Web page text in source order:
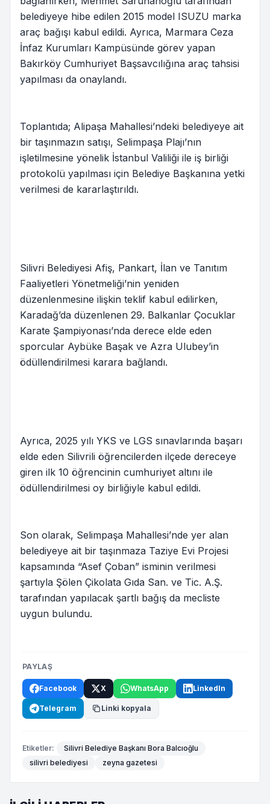
belediyeye hibe edilen 2015 model ISUZU marka
araç bağışı kabul edildi. Ayrıca, Marmara Ceza
İnfaz Kurumları Kampüsünde görev yapan
Bakırköy Cumhuriyet Başsavcılığına araç tahsisi
yapılması da onaylandı.
Toplantıda; Alipaşa Mahallesi’ndeki belediyeye ait
bir taşınmazın satışı, Selimpaşa Plajı’nın
işletilmesine yönelik İstanbul Valiliği ile iş birliği
protokolü yapılması için Belediye Başkanına yetki
verilmesi de kararlaştırıldı.
Silivri Belediyesi Afiş, Pankart, İlan ve Tanıtım
Faaliyetleri Yönetmeliği’nin yeniden
düzenlenmesine ilişkin teklif kabul edilirken,
Karadağ’da düzenlenen 29. Balkanlar Çocuklar
Karate Şampiyonası’nda derece elde eden
sporcular Aybüke Başak ve Azra Ulubey’in
ödüllendirilmesi karara bağlandı.
Ayrıca, 2025 yılı YKS ve LGS sınavlarında başarı
elde eden Silivrili öğrencilerden ilçede dereceye
giren ilk 10 öğrencinin cumhuriyet altını ile
ödüllendirilmesi oy birliğiyle kabul edildi.
Son olarak, Selimpaşa Mahallesi’nde yer alan
belediyeye ait bir taşınmaza Taziye Evi Projesi
kapsamında “Asef Çoban” isminin verilmesi
şartıyla Şölen Çikolata Gıda San. ve Tic. A.Ş.
tarafından yapılacak şartlı bağış da mecliste
uygun bulundu.
PAYLAŞ
Facebook X WhatsApp LinkedIn
Telegram Linki kopyala
Etiketler:
Silivri Belediye Başkanı Bora Balcıoğlu
silivri belediyesi
zeyna gazetesi